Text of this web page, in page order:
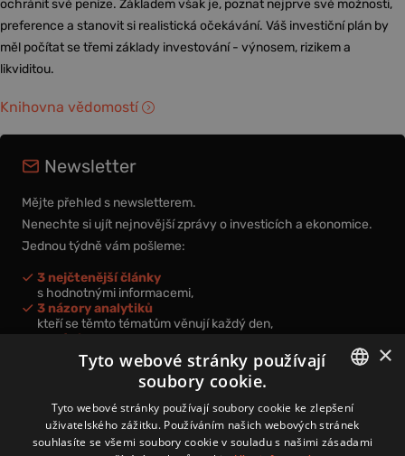
ochránit své peníze. Základem však je, poznat nejprve své možnosti,
preference a stanovit si realistická očekávání. Váš investiční plán by
měl počítat se třemi základy investování - výnosem, rizikem a
likviditou.
Knihovna vědomostí
Newsletter
Mějte přehled s newsletterem.
Nenechte si ujít nejnovější zprávy o investicích a ekonomice.
Jednou týdně vám pošleme:
3 nejčtenější články
s hodnotnými informacemi,
3 názory analytiků
kteří se těmto tématům věnují každý den,
nová videa a podcasty
k prohloubení vašich znalostí.
Přihlášením k newsletteru vyjadřujete svůj souhlas spodmínkami
CZECH
×
Tyto webové stránky používají
soubory cookie.
Tyto webové stránky používají soubory cookie ke zlepšení
uživatelského zážitku. Používáním našich webových stránek
souhlasíte se všemi soubory cookie v souladu s našimi zásadami